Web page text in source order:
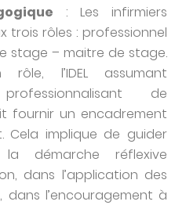
: Les infirmiers
trois rôles : professionnel
stage – maitre de stage.
l’IDEL assumant
de
fournir un encadrement
Cela implique de guider
démarche réflexive
dans l’application des
dans l’encouragement à